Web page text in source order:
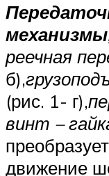
реечная
б),
(рис. 1- г),
винт –
движение